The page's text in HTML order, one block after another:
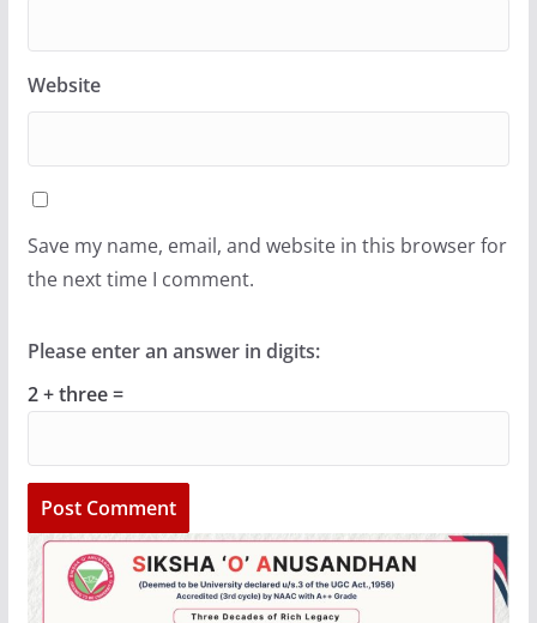
Website
Save my name, email, and website in this browser for
the next time I comment.
Please enter an answer in digits:
2 + three =